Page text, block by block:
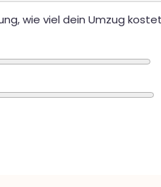
wie viel dein Umzug